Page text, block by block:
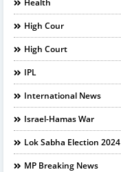
High Cour
High Court
IPL
International News
Israel-Hamas War
Lok Sabha Election 2024
MP Breaking News